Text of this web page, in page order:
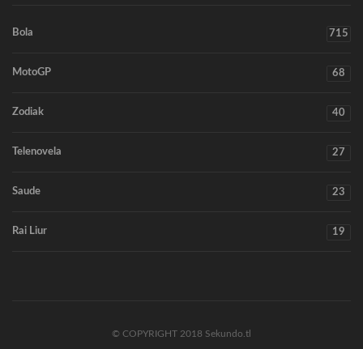
Bola 715
MotoGP 68
Zodiak 40
Telenovela 27
Saude 23
Rai Liur 19
© COPYRIGHT 2018 Sekundo.tl